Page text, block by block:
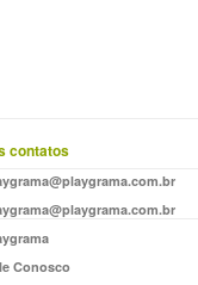
contatos
Conosco